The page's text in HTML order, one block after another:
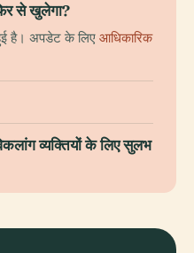
से खुलेगा?
है। अपडेट के लिएआधिकारिक
व्यक्तियों के लिए सुलभ